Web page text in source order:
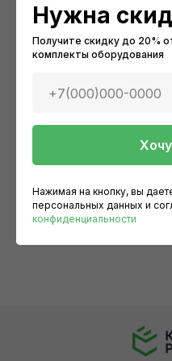
Нужна
Получите скидку до 20%
комплекты оборудования
+7(000)000-0000
Нажимая на кнопку, вы
персональных данных и
конфиденциальности
Конвекционная печь КЭП-
9:00-18:00
Выходные:
сб, вс,